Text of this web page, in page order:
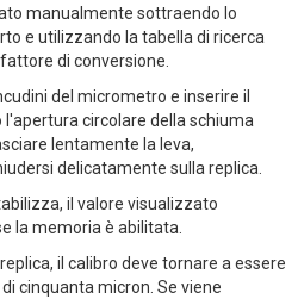
manualmente sottraendo lo
e utilizzando la tabella di ricerca
di conversione.
del micrometro e inserire il
circolare della schiuma
lentamente la leva,
delicatamente sulla replica.
il valore visualizzato
la memoria è abilitata.
il calibro deve tornare a essere
cinquanta micron. Se viene